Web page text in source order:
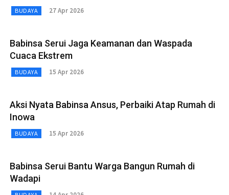
BUDAYA 27 Apr 2026
Babinsa Serui Jaga Keamanan dan Waspada
Cuaca Ekstrem
BUDAYA 15 Apr 2026
Aksi Nyata Babinsa Ansus, Perbaiki Atap Rumah di
Inowa
BUDAYA 15 Apr 2026
Babinsa Serui Bantu Warga Bangun Rumah di
Wadapi